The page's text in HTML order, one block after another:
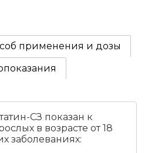
применения и дозы
СЗ показан к
в возрасте от 18
заболеваниях: